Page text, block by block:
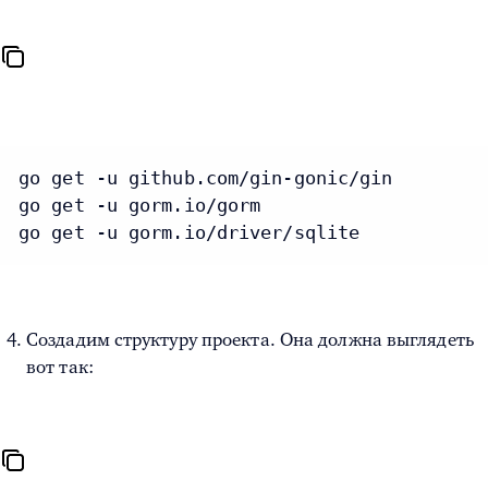
go get -u github.com/gin-gonic/gin
go get -u gorm.io/gorm
go get -u gorm.io/driver/sqlite
Создадим структуру проекта. Она должна выглядеть
вот так: